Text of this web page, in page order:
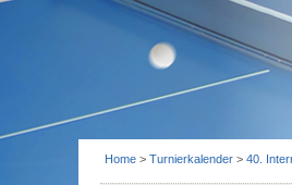
Home > Turnierkalender > 40.